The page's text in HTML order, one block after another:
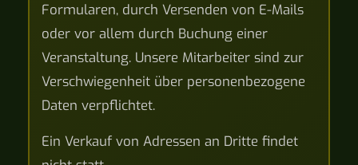
Formularen, durch Versenden von E-Mails
oder vor allem durch Buchung einer
Veranstaltung. Unsere Mitarbeiter sind zur
Verschwiegenheit über personenbezogene
Daten verpflichtet.
Ein Verkauf von Adressen an Dritte findet